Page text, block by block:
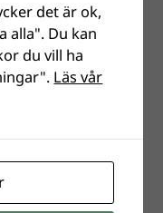
det är ok,
alla". Du kan
du vill ha
Läs vår